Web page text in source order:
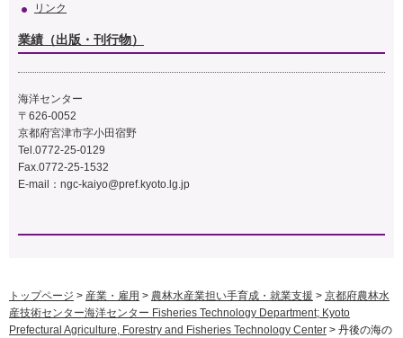
リンク
業績（出版・刊行物）
海洋センター
〒626-0052
京都府宮津市字小田宿野
Tel.0772-25-0129
Fax.0772-25-1532
E-mail： ngc-kaiyo@pref.kyoto.lg.jp
トップページ > 産業・雇用 > 農林水産業担い手育成・就業支援 > 京都府農林水
産技術センター海洋センター Fisheries Technology Department; Kyoto
Prefectural Agriculture, Forestry and Fisheries Technology Center > 丹後の海の